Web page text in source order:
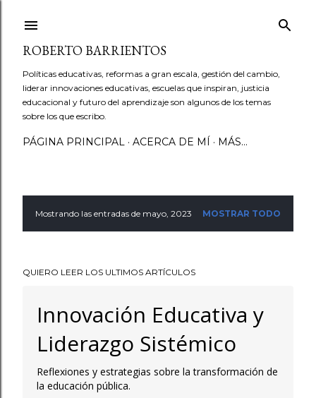
ROBERTO BARRIENTOS
Políticas educativas, reformas a gran escala, gestión del cambio,
liderar innovaciones educativas, escuelas que inspiran, justicia
educacional y futuro del aprendizaje son algunos de los temas
sobre los que escribo.
PÁGINA PRINCIPAL ACERCA DE MÍ MÁS…
E
t
Mostrando las entradas de mayo, 2023 MOSTRAR TODO
QUIERO LEER LOS ULTIMOS ARTÍCULOS
Innovación Educativa y
Liderazgo Sistémico
Reflexiones y estrategias sobre la transformación de
la educación pública.